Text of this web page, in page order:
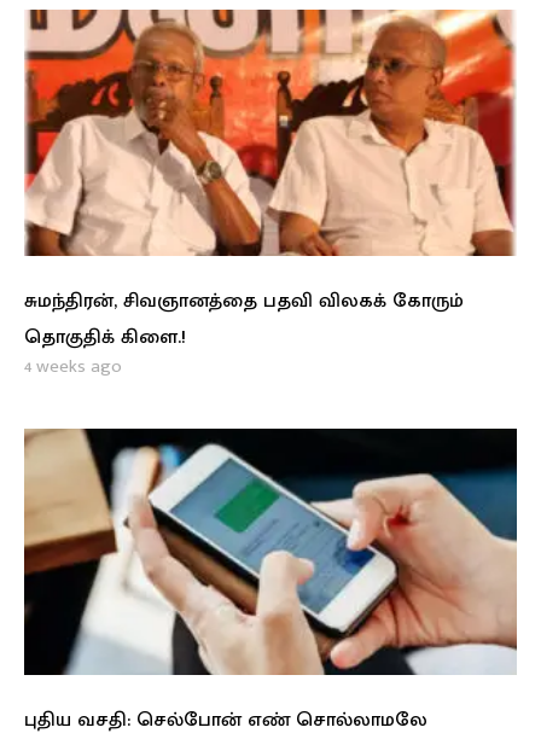
சுமந்திரன், சிவஞானத்தை பதவி விலகக் கோரும்
தொகுதிக் கிளை.!
4 weeks ago
புதிய வசதி: செல்போன் எண் சொல்லாமலே